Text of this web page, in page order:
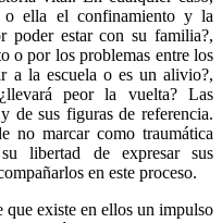
o ella el confinamiento y la
poder estar con su familia?,
o por los problemas entre los
a la escuela o es un alivio?,
peor la vuelta? Las
de sus figuras de referencia.
no marcar como traumática
libertad de expresar sus
en este proceso.
que existe en ellos un impulso